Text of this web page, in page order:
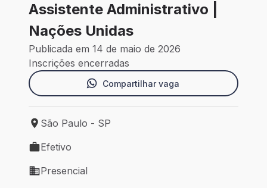
Assistente Administrativo |
Nações Unidas
Publicada em 14 de maio de 2026
Inscrições encerradas
Compartilhar vaga
Local de trabalho: São Paulo - SP
São Paulo - SP
Tipo de vaga: Efetivo
Efetivo
Modelo de trabalho: Presencial
Presencial